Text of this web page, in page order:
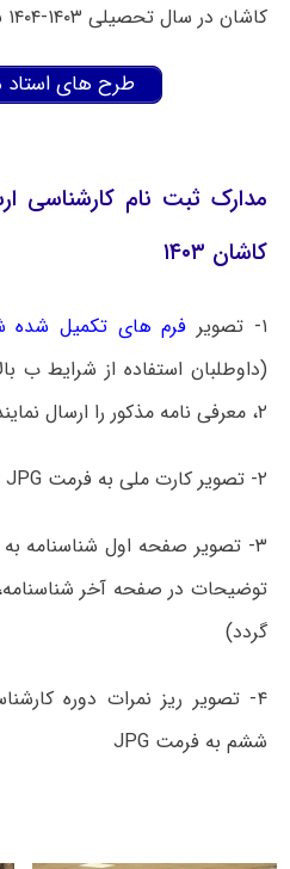
کاشان در سال تحصیلی ۱۴۰۳-۱۴۰۴ به شرح زیر هستند:
طرح های استاد
مدارک ثبت نام کارشناسی
کاشان ۱۴۰۳
۱- تصویر فرم‌ های تکمیل شده
(داوطلبان استفاده از شرایط ب
۲، معرفی نامه مذکور را ارسال نمایند)
۲- تصویر کارت ملی به فرمت JPG
توضیحات در صفحه آخر
گردد)
۴- تصویر ریز نمرات دوره
ششم به فرمت JPG